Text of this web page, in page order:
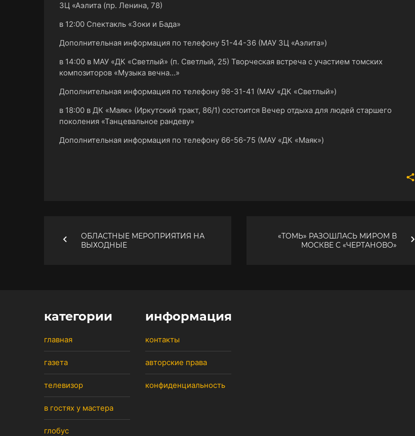
ЗЦ «Аэлита (пр. Ленина, 78)
в 12:00 Спектакль «Зоки и Бада»
Дополнительная информация по телефону 51-44-36 (МАУ ЗЦ «Аэлита»)
в 14:00 в МАУ «ДК «Светлый» (п. Светлый, 25) Творческая встреча с участием томских
композиторов «Музыка вечна…»
Дополнительная информация по телефону 98-31-41 (МАУ «ДК «Светлый»)
в 18:00 в ДК «Маяк» (Иркутский тракт, 86/1) состоится Вечер отдыха для людей старшего
поколения «Танцевальное рандеву»
Дополнительная информация по телефону 66-56-75 (МАУ «ДК «Маяк»)
ОБЛАСТНЫЕ МЕРОПРИЯТИЯ НА
ВЫХОДНЫЕ
«ТОМЬ» РАЗОШЛАСЬ МИРОМ В
МОСКВЕ С «ЧЕРТАНОВО»
категории
главная
газета
телевизор
в гостях у мастера
глобус
информация
контакты
авторские права
конфиденциальность